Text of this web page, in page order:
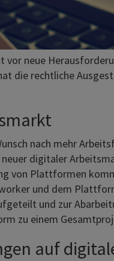
neue
die rechtliche
nach mehr
digitaler
von Plattformen
und dem
und zur
zu einem
auf